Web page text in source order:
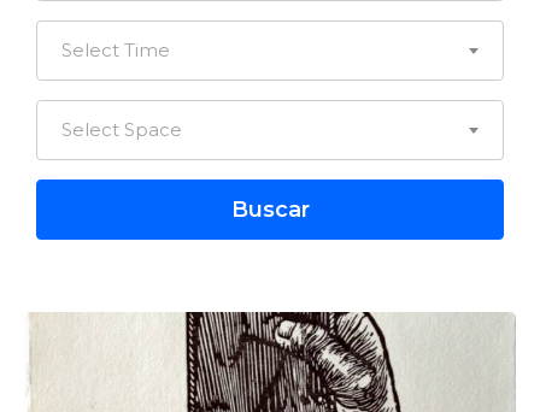
Select Time
Select Space